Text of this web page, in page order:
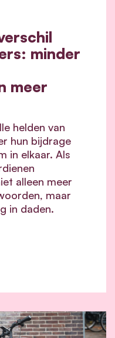
minder
meer
helden van
hun bijdrage
in elkaar. Als
alleen meer
maar
in daden.